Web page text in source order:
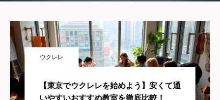
ウクレレ
【東京でウクレレを始めよう】安くて通
いやすいおすすめ教室を徹底比較！